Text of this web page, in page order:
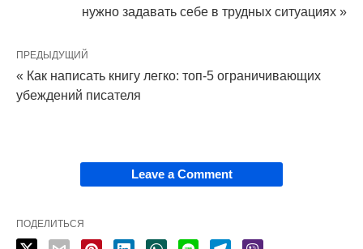
нужно задавать себе в трудных ситуациях »
ПРЕДЫДУЩИЙ
« Как написать книгу легко: топ-5 ограничивающих
убеждений писателя
Leave a Comment
ПОДЕЛИТЬСЯ